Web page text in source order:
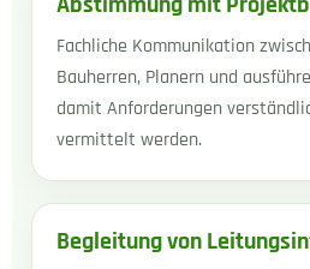
Fachliche Kommunikation
Bauherren, Planern und
damit Anforderungen
vermittelt werden.
Begleitung von